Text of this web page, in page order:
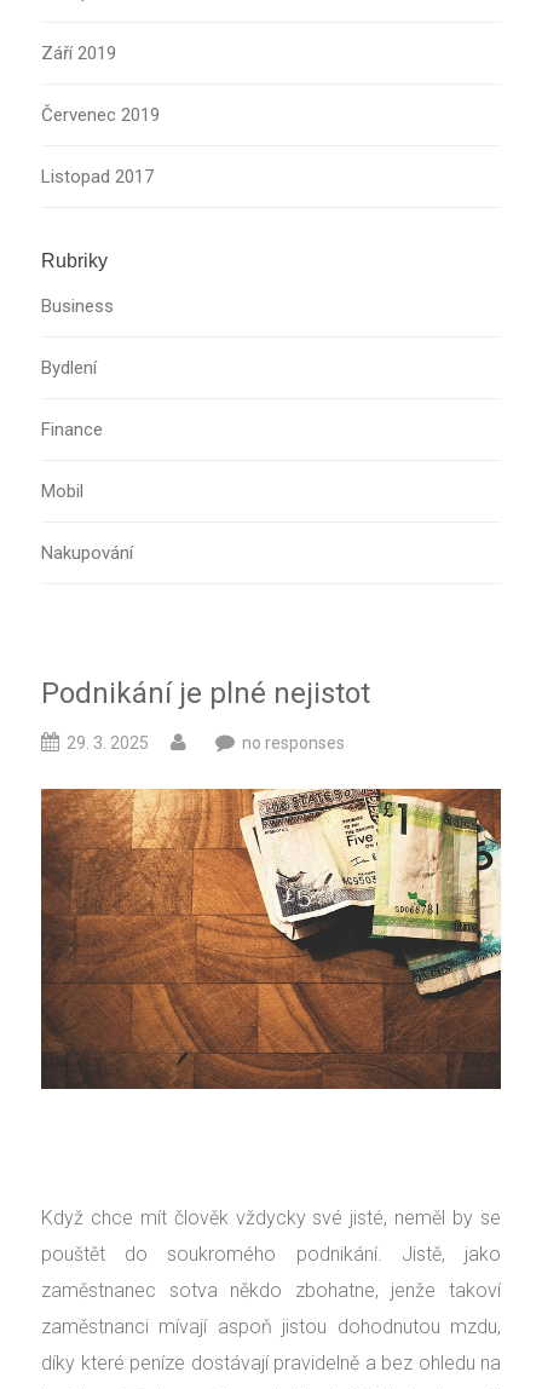
Září 2019
Červenec 2019
Listopad 2017
Rubriky
Business
Bydlení
Finance
Mobil
Nakupování
Podnikání je plné nejistot
29. 3. 2025 no responses
Když chce mít člověk vždycky své jisté, neměl by se
pouštět do soukromého podnikání. Jistě, jako
zaměstnanec sotva někdo zbohatne, jenže takoví
zaměstnanci mívají aspoň jistou dohodnutou mzdu,
díky které peníze dostávají pravidelně a bez ohledu na